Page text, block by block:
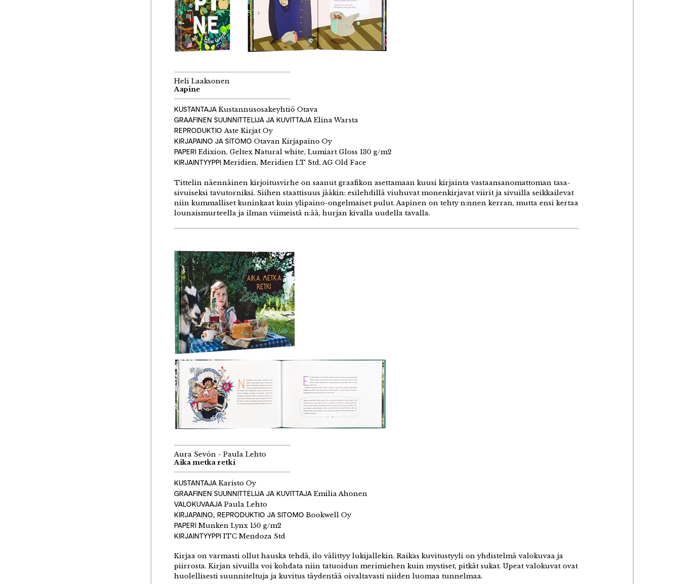
Heli Laaksonen
Aapine
KUSTANTAJA Kustannusosakeyhtiö Otava
GRAAFINEN SUUNNITTELIJA JA KUVITTAJA Elina Warsta
REPRODUKTIO Aste Kirjat Oy
KIRJAPAINO JA SITOMO Otavan Kirjapaino Oy
PAPERI Edixion, Geltex Natural white, Lumiart Gloss 130 g/m2
KIRJAINTYYPPI Meridien, Meridien LT Std, AG Old Face
Tittelin näennäinen kirjoitusvirhe on saanut graafikon asettamaan kuusi kirjainta vastaansanomattoman tasa-
sivuiseksi tavutorniksi. Siihen staattisuus jääkin: esilehdillä viuhuvat monenkirjavat viirit ja sivuilla seikkailevat
niin kummalliset kuninkaat kuin ylipaino-ongelmaiset pulut. Aapinen on tehty n:nnen kerran, mutta ensi kertaa
lounaismurteella ja ilman viimeistä n:ää, hurjan kivalla uudella tavalla.
Aura Sevón - Paula Lehto
Aika metka retki
KUSTANTAJAKaristo Oy
GRAAFINEN SUUNNITTELIJA JA KUVITTAJA Emilia Ahonen
VALOKUVAAJA Paula Lehto
KIRJAPAINO, REPRODUKTIO JA SITOMO Bookwell Oy
PAPERI Munken Lynx 150 g/m2
KIRJAINTYYPPI ITC Mendoza Std
Kirjaa on varmasti ollut hauska tehdä, ilo välittyy lukijallekin. Raikas kuvitustyyli on yhdistelmä valokuvaa ja
piirrosta. Kirjan sivuilla voi kohdata niin tatuoidun merimiehen kuin mystiset, pitkät sukat. Upeat valokuvat ovat
huolellisesti suunniteltuja ja kuvitus täydentää oivaltavasti niiden luomaa tunnelmaa.